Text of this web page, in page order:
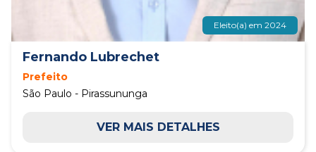
Eleito(a) em 2024
Fernando Lubrechet
Prefeito
São Paulo - Pirassununga
VER MAIS DETALHES